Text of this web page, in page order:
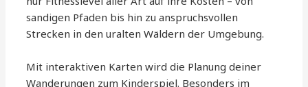
sandigen Pfaden bis hin zu anspruchsvollen
Strecken in den uralten Wäldern der Umgebung.
Mit interaktiven Karten wird die Planung deiner
Wanderungen zum Kinderspiel. Besonders im